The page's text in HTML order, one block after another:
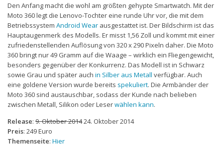
Den Anfang macht die wohl am größten gehypte Smartwatch. Mit der
Moto 360 legt die Lenovo-Tochter eine runde Uhr vor, die mit dem
Betriebssystem Android Wear ausgestattet ist. Der Bildschirm ist das
Hauptaugenmerk des Modells. Er misst 1,56 Zoll und kommt mit einer
zufriedenstellenden Auflösung von 320 x 290 Pixeln daher. Die Moto
360 bringt nur 49 Gramm auf die Waage – wirklich ein Fliegengewicht,
besonders gegenüber der Konkurrenz. Das Modell ist in Schwarz
sowie Grau und später auch in Silber aus Metall verfügbar. Auch
eine goldene Version wurde bereits spekuliert. Die Armbänder der
Moto 360 sind austauschbar, sodass der Kunde nach belieben
zwischen Metall, Silikon oder Leserwählen kann.
Release: 9. Oktober 201424. Oktober 2014
Preis: 249 Euro
Themenseite: Hier